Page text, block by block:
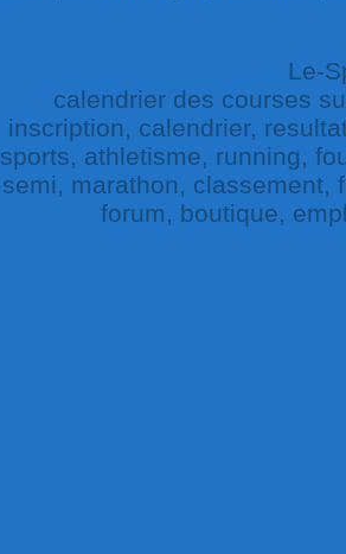
Le-
calendrier des courses
inscription, calendrier,
sports, athletisme, running,
semi, marathon, classement,
forum, boutique,